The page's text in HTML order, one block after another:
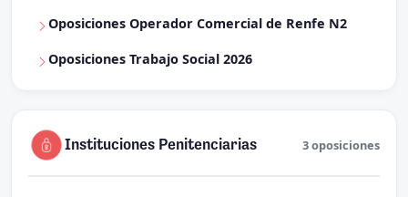
Oposiciones Operador Comercial de Renfe N2
Oposiciones Trabajo Social 2026
Instituciones Penitenciarias 3 oposiciones